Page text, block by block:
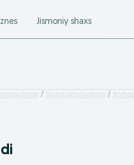
Jismoniy shaxs
Stolga qo'yiladigan Boshqa